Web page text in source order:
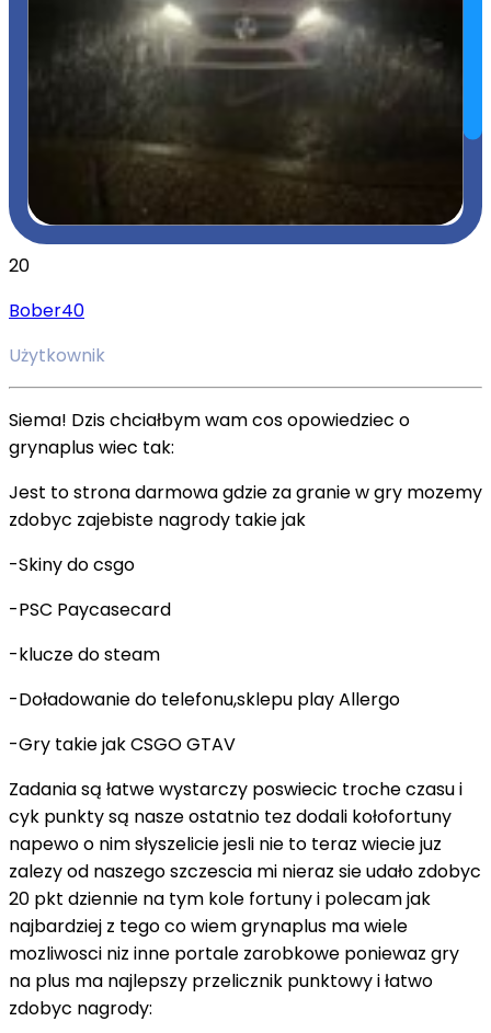
20
Bober40
Użytkownik
Siema! Dzis chciałbym wam cos opowiedziec o
grynaplus wiec tak:
Jest to strona darmowa gdzie za granie w gry mozemy
zdobyc zajebiste nagrody takie jak
-Skiny do csgo
-PSC Paycasecard
-klucze do steam
-Doładowanie do telefonu,sklepu play Allergo
-Gry takie jak CSGO GTAV
Zadania są łatwe wystarczy poswiecic troche czasu i
cyk punkty są nasze ostatnio tez dodali kołofortuny
napewo o nim słyszelicie jesli nie to teraz wiecie juz
zalezy od naszego szczescia mi nieraz sie udało zdobyc
20 pkt dziennie na tym kole fortuny i polecam jak
najbardziej z tego co wiem grynaplus ma wiele
mozliwosci niz inne portale zarobkowe poniewaz gry
na plus ma najlepszy przelicznik punktowy i łatwo
zdobyc nagrody: